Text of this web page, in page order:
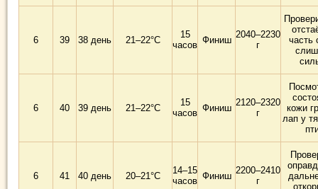
6 39 38 день 21–22°C
15
часов Финиш
2040–2230
г
часть
6 40 39 день 21–22°C
15
часов Финиш
2120–2320
г
кожи
лап у
6 41 40 день 20–21°C
14–15
часов Финиш
2200–2410
г